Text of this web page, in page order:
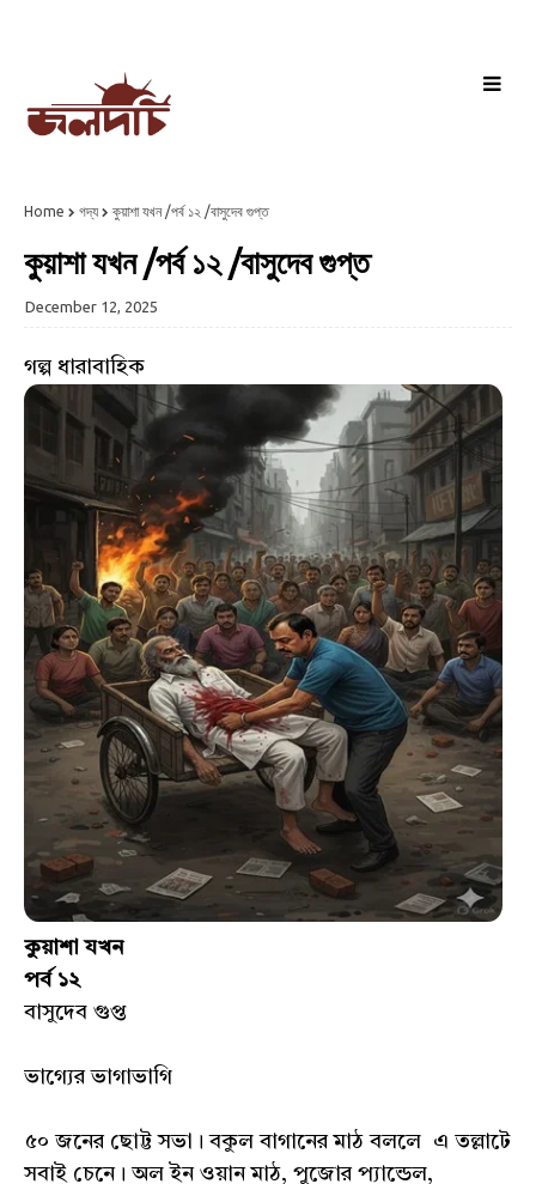
Home গদ্য কুয়াশা যখন /পর্ব ১২ /বাসুদেব গুপ্ত
কুয়াশা যখন /পর্ব ১২ /বাসুদেব গুপ্ত
December 12, 2025
গল্প ধারাবাহিক
কুয়াশা যখন
পর্ব ১২
বাসুদেব গুপ্ত
ভাগ্যের ভাগাভাগি
৫০ জনের ছোট্ট সভা। বকুল বাগানের মাঠ বললে এ তল্লাটে
সবাই চেনে। অল ইন ওয়ান মাঠ, পুজোর প্যান্ডেল,